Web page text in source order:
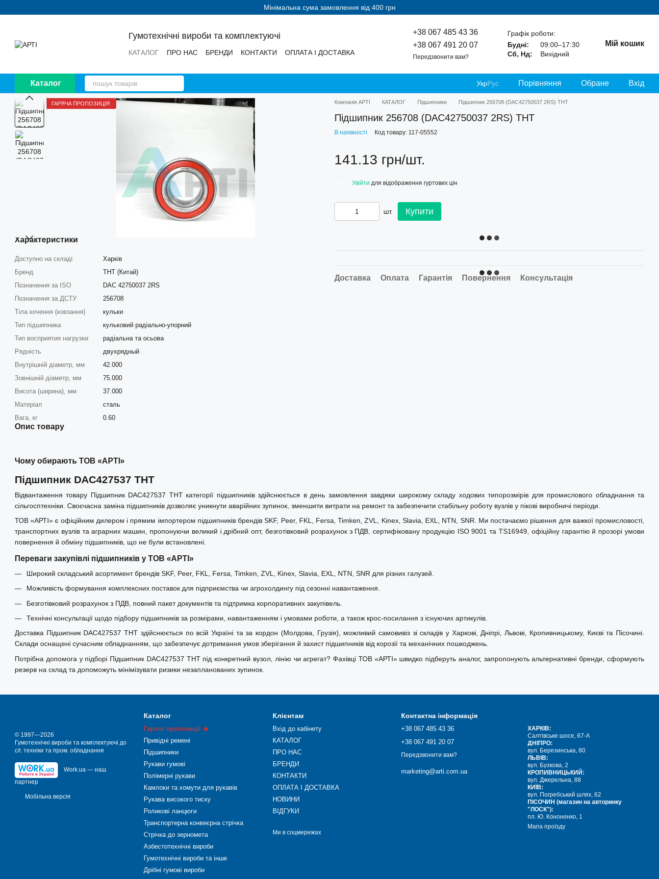
Мінімальна сума замовлення від 400 грн
Гумотехнічні вироби та комплектуючі
КАТАЛОГ ПРО НАС БРЕНДИ КОНТАКТИ
ОПЛАТА І ДОСТАВКА
+38 067 485 43 36
+38 067 491 20 07
Передзвонити вам?
Графік роботи:
Будні:
09:00–17:30
Сб, Нд:
Вихідний
Мій кошик
Каталог УкрРус Порівняння Обране Вхід
ГАРЯЧА ПРОПОЗИЦІЯ
Характеристики
Доступно на складі
Харків
Бренд
THT (Китай)
Позначення за ISO
DAC 42750037 2RS
Позначення за ДСТУ
256708
Тіла кочення (ковзання)
кульки
Тип підшипника
кульковий радіально-упорний
Тип восприятия нагрузки
радіальна та осьова
Рядність
двухрядный
Внутрішній діаметр, мм
42.000
Зовнішній діаметр, мм
75.000
Висота (ширина), мм
37.000
Матеріал
сталь
Вага, кг
0.60
Опис товару
Компанія АРТІ КАТАЛОГ Підшипники Підшипник 256708 (DAC42750037 2RS) THT
Підшипник 256708 (DAC42750037 2RS) THT
В наявності Код товару: 117-05552
141.13 грн/шт.
Увійти для відображення гуртових цін
шт. Купити
Доставка Оплата Гарантія Повернення Консультація
Чому обирають ТОВ «АРТІ»
Підшипник DAC427537 THT
Відвантаження товару Підшипник DAC427537 THT категорії підшипників здійснюється в день замовлення завдяки широкому складу ходових типорозмірів для промислового обладнання та
сільгосптехніки. Своєчасна заміна підшипників дозволяє уникнути аварійних зупинок, зменшити витрати на ремонт та забезпечити стабільну роботу вузлів у пікові виробничі періоди.
ТОВ «АРТІ» є офіційним дилером і прямим імпортером підшипників брендів SKF, Peer, FKL, Fersa, Timken, ZVL, Kinex, Slavia, EXL, NTN, SNR. Ми постачаємо рішення для важкої промисловості,
транспортних вузлів та аграрних машин, пропонуючи великий і дрібний опт, безготівковий розрахунок з ПДВ, сертифіковану продукцію ISO 9001 та TS16949, офіційну гарантію й прозорі умови
повернення й обміну підшипників, що не були встановлені.
Переваги закупівлі підшипників у ТОВ «АРТІ»
Широкий складський асортимент брендів SKF, Peer, FKL, Fersa, Timken, ZVL, Kinex, Slavia, EXL, NTN, SNR для різних галузей.
Можливість формування комплексних поставок для підприємства чи агрохолдингу під сезонні навантаження.
Безготівковий розрахунок з ПДВ, повний пакет документів та підтримка корпоративних закупівель.
Технічні консультації щодо підбору підшипників за розмірами, навантаженням і умовами роботи, а також крос-посилання з існуючих артикулів.
Доставка Підшипник DAC427537 THT здійснюється по всій Україні та за кордон (Молдова, Грузія), можливий самовивіз зі складів у Харкові, Дніпрі, Львові, Кропивницькому, Києві та Пісочині.
Склади оснащені сучасним обладнанням, що забезпечує дотримання умов зберігання й захист підшипників від корозії та механічних пошкоджень.
Потрібна допомога у підборі Підшипник DAC427537 THT під конкретний вузол, лінію чи агрегат? Фахівці ТОВ «АРТІ» швидко підберуть аналог, запропонують альтернативні бренди, сформують
резерв на склад та допоможуть мінімізувати ризики незапланованих зупинок.
© 1997—2026
Гумотехнічні вироби та комплектуючі до
с/г. техніки та пром. обладнання
Work.ua — наш
партнер
Мобільна версія
Каталог
Гарячі пропозиції 🔥
Привідні ремені
Підшипники
Рукави гумові
Полімерні рукави
Камлоки та хомути для рукавів
Рукава високого тиску
Роликові ланцюги
Транспортерна конвеєрна стрічка
Стрічка до зерномета
Азбестотехнічні вироби
Гумотехнічні вироби та інше
Дрібні гумові вироби
Клієнтам
Вхід до кабінету
КАТАЛОГ
ПРО НАС
БРЕНДИ
КОНТАКТИ
ОПЛАТА І ДОСТАВКА
НОВИНИ
ВІДГУКИ
Ми в соцмережах
Контактна інформація
+38 067 485 43 36
+38 067 491 20 07
Передзвонити вам?
marketing@arti.com.ua
ХАРКІВ:
Салтівське шосе, 67-А
ДНІПРО:
вул. Березинська, 80
ЛЬВІВ:
вул. Бузкова, 2
КРОПИВНИЦЬКИЙ:
вул. Джерельна, 88
КИЇВ:
вул. Погребський шлях, 62
ПІСОЧИН (магазин на авторинку
"ЛОСК"):
пл. Ю. Кононенко, 1
Мапа проїзду